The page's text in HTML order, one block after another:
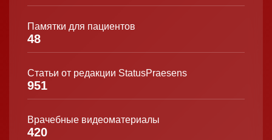
Памятки для пациентов
48
Статьи от редакции StatusPraesens
951
Врачебные видеоматериалы
420